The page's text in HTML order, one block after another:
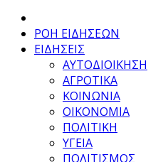
ΡΟΗ ΕΙΔΗΣΕΩΝ
ΕΙΔΗΣΕΙΣ
ΑΥΤΟΔΙΟΙΚΗΣΗ
ΑΓΡΟΤΙΚΑ
ΚΟΙΝΩΝΙΑ
ΟΙΚΟΝΟΜΙΑ
ΠΟΛΙΤΙΚΗ
ΥΓΕΙΑ
ΠΟΛΙΤΙΣΜΟΣ